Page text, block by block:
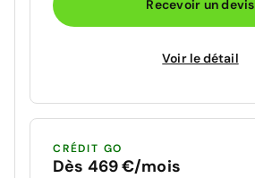
Recevoir un devis
Voir le détail
CRÉDIT GO
Dès 469 €/mois